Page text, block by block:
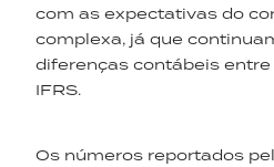
com as expectativas do
complexa, já que
diferenças contábeis entre
IFRS.
Os números reportados